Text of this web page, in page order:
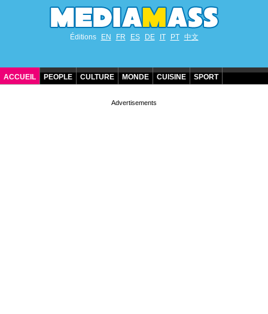
Éditions EN FR ES DE IT PT 中文
ACCUEIL PEOPLE CULTURE MONDE CUISINE SPORT